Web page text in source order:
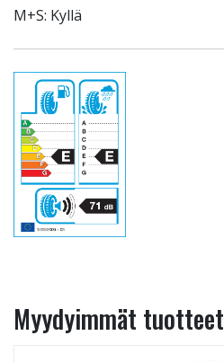
M+S: Kyllä
Myydyimmät tuotteet